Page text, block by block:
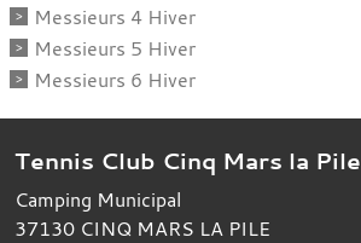
Messieurs 4 Hiver
Messieurs 5 Hiver
Messieurs 6 Hiver
Tennis Club Cinq Mars la Pile
Camping Municipal
37130 CINQ MARS LA PILE